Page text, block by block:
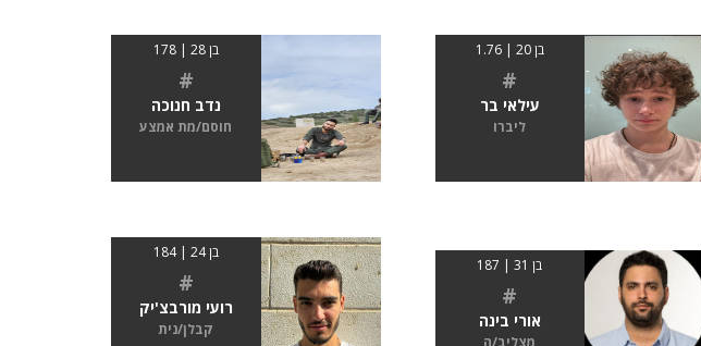
בן 20 | 1.76
#
עילאי בר
ליברו
בן 28 | 178
#
נדב חנוכה
חוסם/מת אמצע
בן 31 | 187
#
אורי בינה
מצליב/ה
בן 24 | 184
#
רועי מורבצ'יק
קבלן/נית